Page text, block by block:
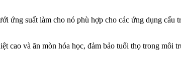
ứng suất làm cho nó phù hợp cho các ứng dụng cấu
cao và ăn mòn hóa học, đảm bảo tuổi thọ trong môi